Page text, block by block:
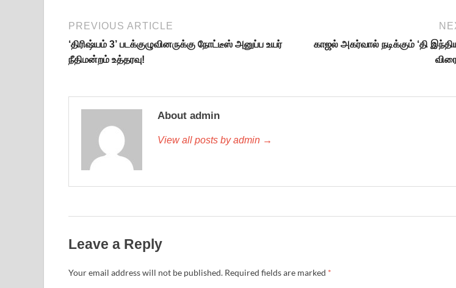
PREVIOUS ARTICLE
‘திரிஷ்யம் 3’ படக்குழுவினருக்கு நோட்டீஸ் அனுப்ப உயர்
நீதிமன்றம் உத்தரவு!
காஜல் அகர்வால் நடிக்கும் ‘தி
About admin
View all posts by admin →
Leave a Reply
Your email address will not be published. Required fields are marked *